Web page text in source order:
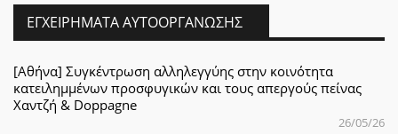
ΕΓΧΕΙΡΉΜΑΤΑ ΑΥΤΟΟΡΓΆΝΩΣΗΣ
[Αθήνα] Συγκέντρωση αλληλεγγύης στην κοινότητα
κατειλημμένων προσφυγικών και τους απεργούς πείνας
Χαντζή & Doppagne
26/05/26